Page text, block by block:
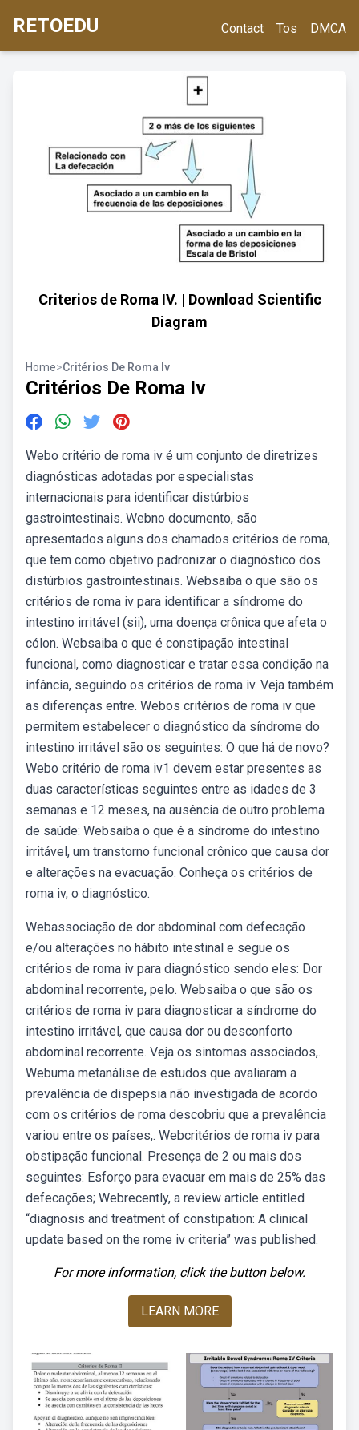
RETOEDU Contact Tos DMCA
Criterios de Roma IV. | Download Scientific
Diagram
Home>Critérios De Roma Iv
Critérios De Roma Iv
Webo critério de roma iv é um conjunto de diretrizes
diagnósticas adotadas por especialistas
internacionais para identificar distúrbios
gastrointestinais. Webno documento, são
apresentados alguns dos chamados critérios de roma,
que tem como objetivo padronizar o diagnóstico dos
distúrbios gastrointestinais. Websaiba o que são os
critérios de roma iv para identificar a síndrome do
intestino irritável (sii), uma doença crônica que afeta o
cólon. Websaiba o que é constipação intestinal
funcional, como diagnosticar e tratar essa condição na
infância, seguindo os critérios de roma iv. Veja também
as diferenças entre. Webos critérios de roma iv que
permitem estabelecer o diagnóstico da síndrome do
intestino irritável são os seguintes: O que há de novo?
Webo critério de roma iv1 devem estar presentes as
duas características seguintes entre as idades de 3
semanas e 12 meses, na ausência de outro problema
de saúde: Websaiba o que é a síndrome do intestino
irritável, um transtorno funcional crônico que causa dor
e alterações na evacuação. Conheça os critérios de
roma iv, o diagnóstico.
Webassociação de dor abdominal com defecação
e/ou alterações no hábito intestinal e segue os
critérios de roma iv para diagnóstico sendo eles: Dor
abdominal recorrente, pelo. Websaiba o que são os
critérios de roma iv para diagnosticar a síndrome do
intestino irritável, que causa dor ou desconforto
abdominal recorrente. Veja os sintomas associados,.
Webuma metanálise de estudos que avaliaram a
prevalência de dispepsia não investigada de acordo
com os critérios de roma descobriu que a prevalência
variou entre os países,. Webcritérios de roma iv para
obstipação funcional. Presença de 2 ou mais dos
seguintes: Esforço para evacuar em mais de 25% das
defecações; Webrecently, a review article entitled
“diagnosis and treatment of constipation: A clinical
update based on the rome iv criteria” was published.
For more information, click the button below.
LEARN MORE